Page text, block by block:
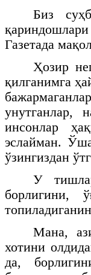
Биз
Газетада
Ҳозир
қилганимга
унутганлар,
инсонлар
эслайман.
ўзингиздан
У
борлигини,
Мана,
хотини
да,